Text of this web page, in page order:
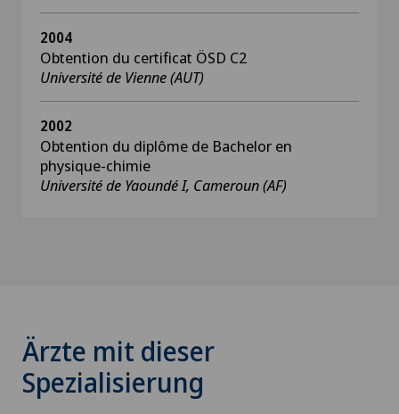
2004
Obtention du certificat ÖSD C2
Université de Vienne (AUT)
2002
Obtention du diplôme de Bachelor en
physique-chimie
Université de Yaoundé I, Cameroun (AF)
Ärzte mit dieser
Spezialisierung